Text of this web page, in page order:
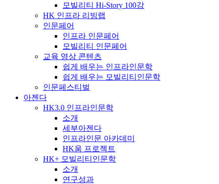
모빌리티 Hi-Story 100강
HK 인프라 리빙랩
인문페어
인프라 인문페어
모빌리티 인문페어
교육 영상 콘텐츠
쉽게 배우는 인프라인문학
쉽게 배우는 모빌리티인문학
인문페스티벌
아젠다
HK3.0 인프라인문학
소개
세부아젠다
인프라인문 아카데미
HK움 프로젝트
HK+ 모빌리티인문학
소개
연구성과